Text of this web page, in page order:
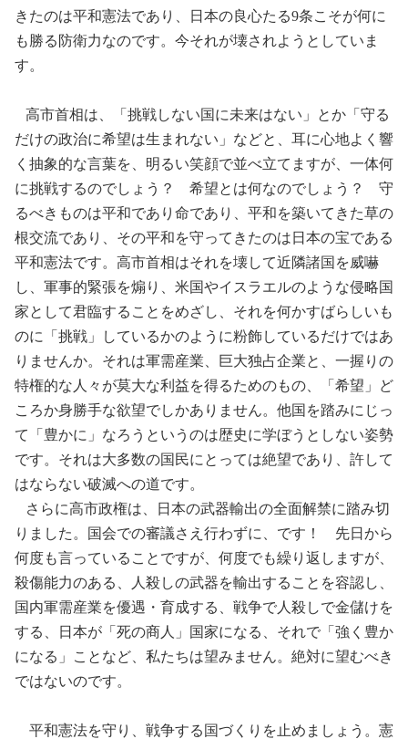
きたのは平和憲法であり、日本の良心たる9条こそが何に
も勝る防衛力なのです。今それが壊されようとしていま
す。
高市首相は、「挑戦しない国に未来はない」とか「守る
だけの政治に希望は生まれない」などと、耳に心地よく響
く抽象的な言葉を、明るい笑顔で並べ立てますが、一体何
に挑戦するのでしょう？ 希望とは何なのでしょう？ 守
るべきものは平和であり命であり、平和を築いてきた草の
根交流であり、その平和を守ってきたのは日本の宝である
平和憲法です。高市首相はそれを壊して近隣諸国を威嚇
し、軍事的緊張を煽り、米国やイスラエルのような侵略国
家として君臨することをめざし、それを何かすばらしいも
のに「挑戦」しているかのように粉飾しているだけではあ
りませんか。それは軍需産業、巨大独占企業と、一握りの
特権的な人々が莫大な利益を得るためのもの、「希望」ど
ころか身勝手な欲望でしかありません。他国を踏みにじっ
て「豊かに」なろうというのは歴史に学ぼうとしない姿勢
です。それは大多数の国民にとっては絶望であり、許して
はならない破滅への道です。
さらに高市政権は、日本の武器輸出の全面解禁に踏み切
りました。国会での審議さえ行わずに、です！ 先日から
何度も言っていることですが、何度でも繰り返しますが、
殺傷能力のある、人殺しの武器を輸出することを容認し、
国内軍需産業を優遇・育成する、戦争で人殺しで金儲けを
する、日本が「死の商人」国家になる、それで「強く豊か
になる」ことなど、私たちは望みません。絶対に望むべき
ではないのです。
平和憲法を守り、戦争する国づくりを止めましょう。憲